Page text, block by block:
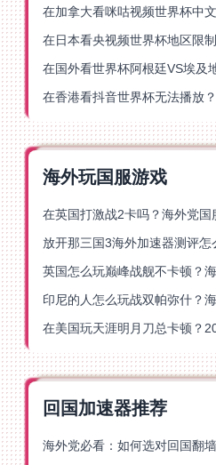
海外玩国服游戏
回国加速器推荐